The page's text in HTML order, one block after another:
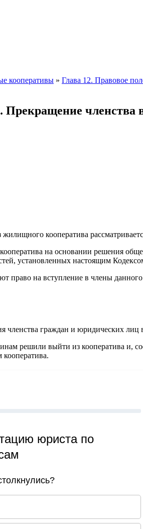
кооперативы » Глава 12. Правовое
членства
кооператива
на основании решения
установленных настоящим
право на вступление в члены
членства граждан и юридических
решили выйти из кооператива и,
кооператива.